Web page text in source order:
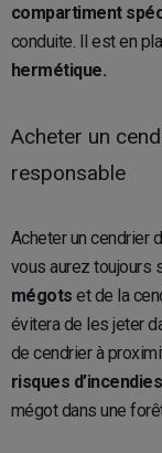
compartiment
conduite. Il est en
hermétique.
Acheter un
responsable
Acheter un cendrier
vous aurez toujours
mégots et de la
évitera de les jeter
de cendrier à
risques d’incendies
mégot dans une